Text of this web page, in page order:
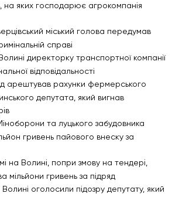
на яких господарює агрокомпанія
міський голова передумав
справі
директорку транспортної компанії
відповідальності
арештував рахунки фермерського
депутата, який вигнав
та луцького забудовника
гривень пайового внеску за
на Волині, попри змову на тендері,
мільйони гривень за підряд
оголосили підозру депутату, який